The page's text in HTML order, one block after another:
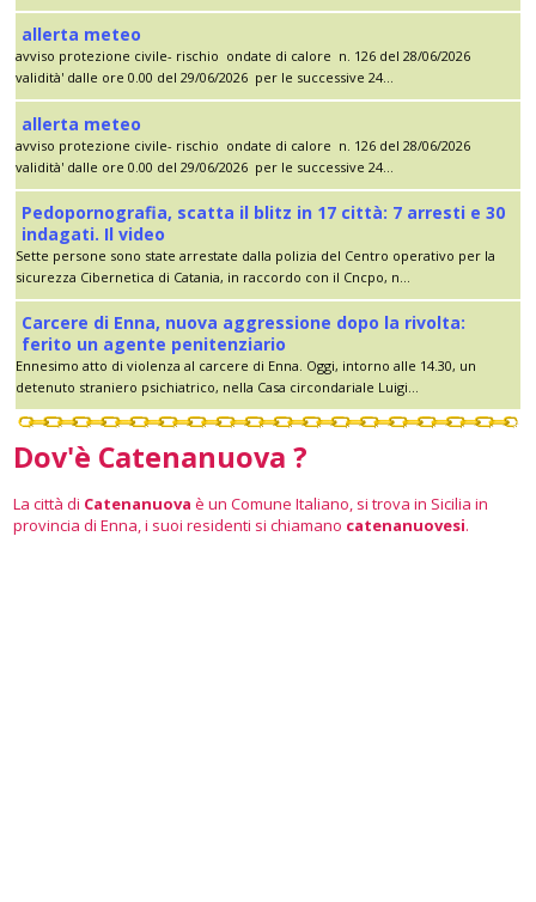
allerta meteo
avviso protezione civile- rischio ondate di calore n. 126 del 28/06/2026
validità' dalle ore 0.00 del 29/06/2026 per le successive 24...
allerta meteo
avviso protezione civile- rischio ondate di calore n. 126 del 28/06/2026
validità' dalle ore 0.00 del 29/06/2026 per le successive 24...
Pedopornografia, scatta il blitz in 17 città: 7 arresti e 30
indagati. Il video
Sette persone sono state arrestate dalla polizia del Centro operativo per la
sicurezza Cibernetica di Catania, in raccordo con il Cncpo, n...
Carcere di Enna, nuova aggressione dopo la rivolta:
ferito un agente penitenziario
Ennesimo atto di violenza al carcere di Enna. Oggi, intorno alle 14.30, un
detenuto straniero psichiatrico, nella Casa circondariale Luigi...
Dov'è Catenanuova ?
La città di Catenanuova è un Comune Italiano, si trova in Sicilia in
provincia di Enna, i suoi residenti si chiamano catenanuovesi.